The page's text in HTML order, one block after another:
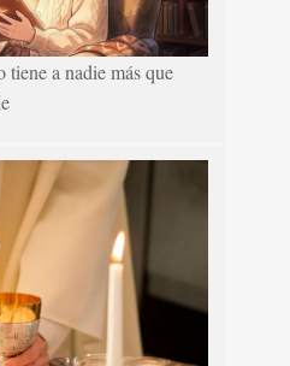
a nadie más que